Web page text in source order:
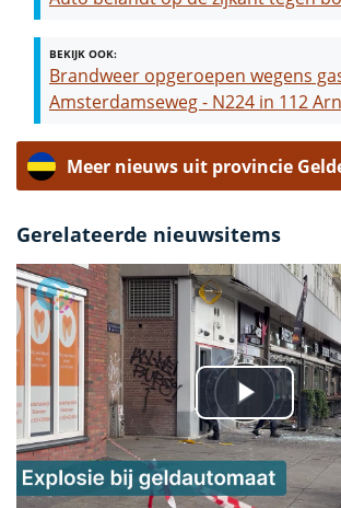
BEKIJK OOK:
Brandweer opgeroepen wegens
Amsterdamseweg - N224 in 112
Meer nieuws uit provincie
Gerelateerde nieuwsitems